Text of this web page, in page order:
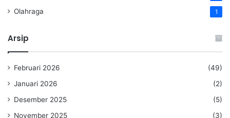
Olahraga 1
Arsip
Februari 2026
(49)
Januari 2026
(2)
Desember 2025
(5)
November 2025
(3)